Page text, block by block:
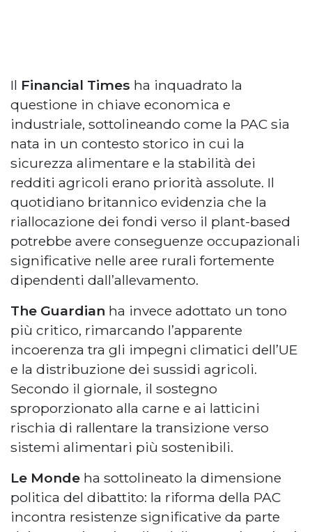
Il Financial Times ha inquadrato la
questione in chiave economica e
industriale, sottolineando come la PAC sia
nata in un contesto storico in cui la
sicurezza alimentare e la stabilità dei
redditi agricoli erano priorità assolute. Il
quotidiano britannico evidenzia che la
riallocazione dei fondi verso il plant-based
potrebbe avere conseguenze occupazionali
significative nelle aree rurali fortemente
dipendenti dall’allevamento.
The Guardian ha invece adottato un tono
più critico, rimarcando l’apparente
incoerenza tra gli impegni climatici dell’UE
e la distribuzione dei sussidi agricoli.
Secondo il giornale, il sostegno
sproporzionato alla carne e ai latticini
rischia di rallentare la transizione verso
sistemi alimentari più sostenibili.
Le Monde ha sottolineato la dimensione
politica del dibattito: la riforma della PAC
incontra resistenze significative da parte